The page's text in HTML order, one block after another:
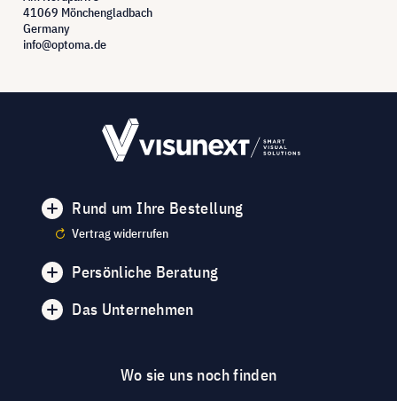
41069 Mönchengladbach
Germany
info@optoma.de
Rund um Ihre Bestellung
Vertrag widerrufen
Persönliche Beratung
Das Unternehmen
Wo sie uns noch finden